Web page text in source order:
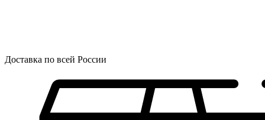
Доставка по всей России